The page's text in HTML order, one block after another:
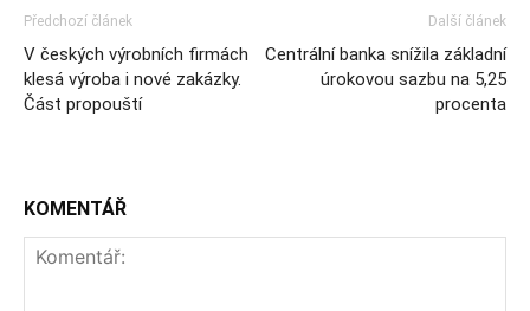
Předchozí článek
V českých výrobních firmách
klesá výroba i nové zakázky.
Část propouští
Další článek
Centrální banka snížila základní
úrokovou sazbu na 5,25
procenta
KOMENTÁŘ